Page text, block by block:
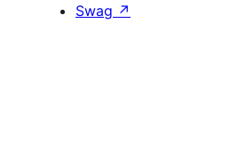
Swag ↗